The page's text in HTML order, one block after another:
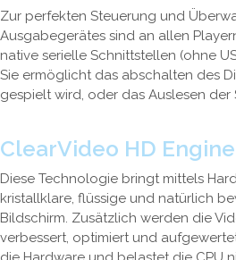
Zur perfekten Steuerung und
Ausgabegerätes sind an allen
native serielle Schnittstellen (ohne
Sie ermöglicht das abschalten des
gespielt wird, oder das Auslesen der
ClearVideo HD Engine
Diese Technologie bringt mittels
kristallklare, flüssige und natürlich
Bildschirm. Zusätzlich werden die
verbessert, optimiert und